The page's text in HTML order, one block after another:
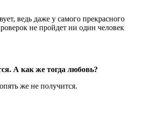
ведь даже у самого прекрасного
не пройдет ни один человек
А как же тогда любовь?
же не получится.